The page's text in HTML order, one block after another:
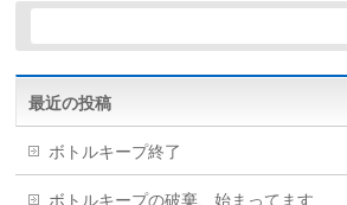
最近の投稿
ボトルキープ終了
ボトルキープの破棄、始まってます